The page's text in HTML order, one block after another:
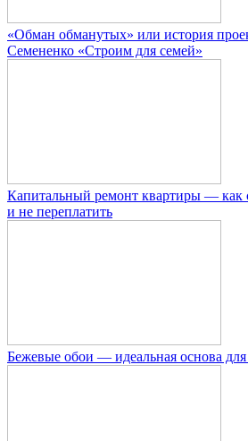
«Обман обманутых» или история
Семененко «Строим для семей»
Капитальный ремонт квартиры — как
и не переплатить
Бежевые обои — идеальная основа для